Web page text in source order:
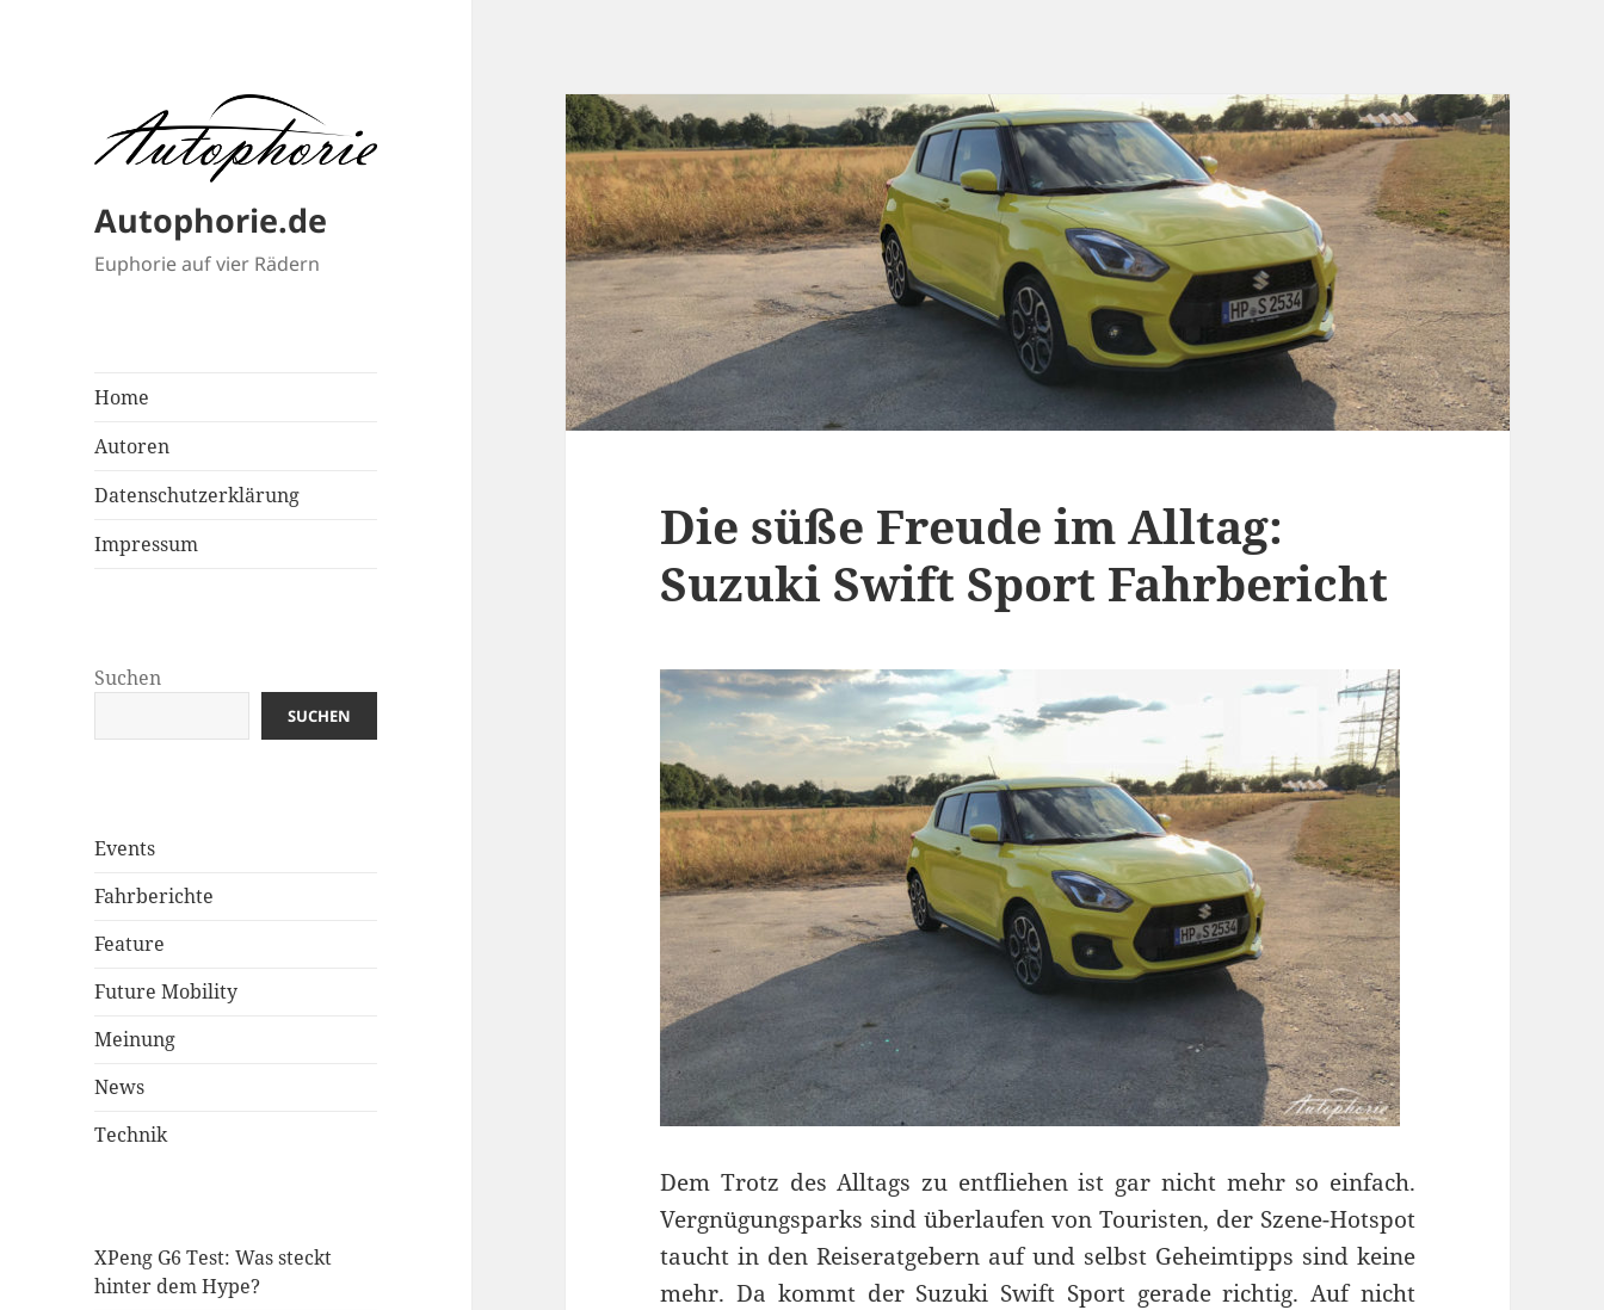
Autophorie.de
Euphorie auf vier Rädern
Home
Autoren
Datenschutzerklärung
Impressum
Suchen
SUCHEN
Events
Fahrberichte
Feature
Future Mobility
Meinung
News
Technik
XPeng G6 Test: Was steckt
hinter dem Hype?
Die süße Freude im Alltag:
Suzuki Swift Sport Fahrbericht
Dem Trotz des Alltags zu entfliehen ist gar nicht mehr so einfach.
Vergnügungsparks sind überlaufen von Touristen, der Szene-Hotspot
taucht in den Reiseratgebern auf und selbst Geheimtipps sind keine
mehr. Da kommt der Suzuki Swift Sport gerade richtig. Auf nicht